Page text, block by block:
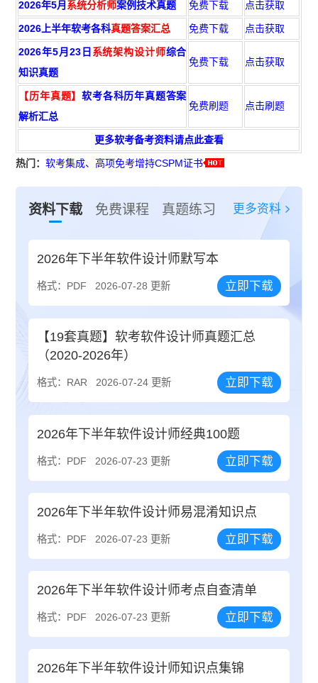
2026年5月 系统分析师案例技术真题 免费下载 点击获取
2026上半年软考各科真题答案汇总 免费下载 点击获取
2026年5月23日 系统架构设计师综合
知识真题
免费下载 点击获取
【历年真题】软考各科历年真题答案
解析汇总
免费刷题 点击刷题
更多软考备考资料请点此查看
热门：软考集成、高项免考增持CSPM证书
资料下载 免费课程 真题练习 更多资料
2026年下半年软件设计师默写本
格式：PDF 2026-07-28 更新 立即下载
【19套真题】软考软件设计师真题汇总
（2020-2026年）
格式：RAR 2026-07-24 更新 立即下载
2026年下半年软件设计师经典100题
格式：PDF 2026-07-23 更新 立即下载
2026年下半年软件设计师易混淆知识点
格式：PDF 2026-07-23 更新 立即下载
2026年下半年软件设计师考点自查清单
格式：PDF 2026-07-23 更新 立即下载
2026年下半年软件设计师知识点集锦